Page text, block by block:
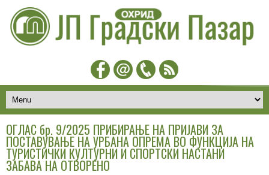
ОГЛАС бр. 9/2025 ПРИБИРАЊЕ НА ПРИЈАВИ ЗА
ПОСТАВУВАЊЕ НА УРБАНА ОПРЕМА ВО ФУНКЦИЈА НА
ТУРИСТИЧКИ КУЛТУРНИ И СПОРТСКИ НАСТАНИ
ЗАБАВА НА ОТВОРЕНО